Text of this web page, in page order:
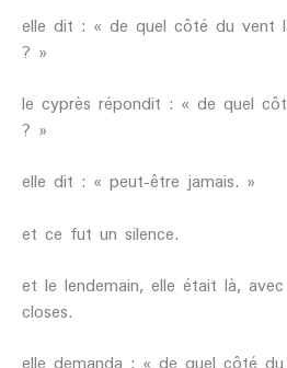
elle dit : « de quel côté du vent
? »
le cyprès répondit : « de quel
? »
elle dit : « peut-être jamais. »
et ce fut un silence.
et le lendemain, elle était là,
closes.